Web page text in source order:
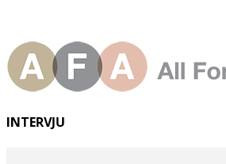
INTERVJU